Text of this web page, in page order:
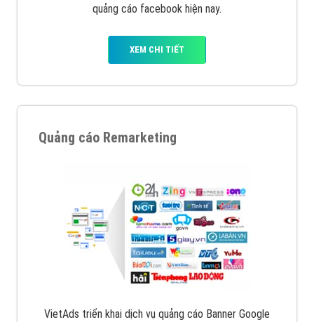
quảng cáo facebook hiện nay.
XEM CHI TIẾT
Quảng cáo Remarketing
VietAds triển khai dịch vụ quảng cáo Banner Google